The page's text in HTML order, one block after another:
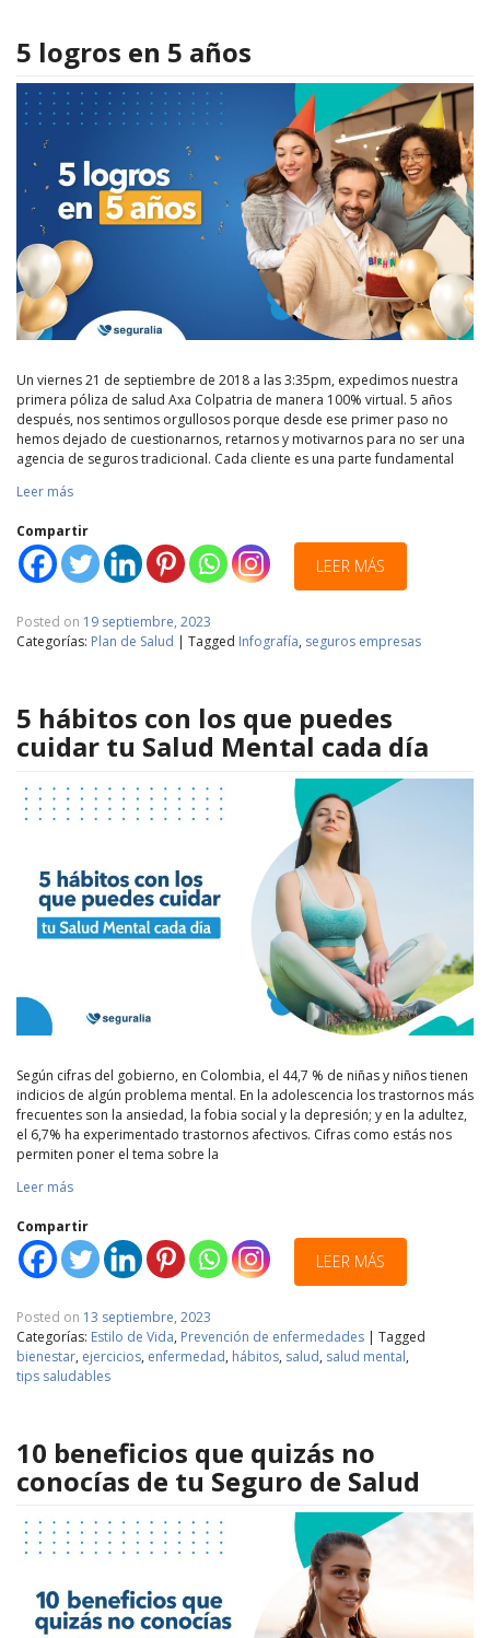
5 logros en 5 años
Un viernes 21 de septiembre de 2018 a las 3:35pm, expedimos nuestra
primera póliza de salud Axa Colpatria de manera 100% virtual. 5 años
después, nos sentimos orgullosos porque desde ese primer paso no
hemos dejado de cuestionarnos, retarnos y motivarnos para no ser una
agencia de seguros tradicional. Cada cliente es una parte fundamental
Leer más
Compartir
LEER MÁS
Posted on 19 septiembre, 2023
Categorías: Plan de Salud | Tagged Infografía, seguros empresas
5 hábitos con los que puedes
cuidar tu Salud Mental cada día
Según cifras del gobierno, en Colombia, el 44,7 % de niñas y niños tienen
indicios de algún problema mental. En la adolescencia los trastornos más
frecuentes son la ansiedad, la fobia social y la depresión; y en la adultez,
el 6,7% ha experimentado trastornos afectivos. Cifras como estás nos
permiten poner el tema sobre la
Leer más
Compartir
LEER MÁS
Posted on 13 septiembre, 2023
Categorías: Estilo de Vida, Prevención de enfermedades | Tagged
bienestar, ejercicios, enfermedad, hábitos, salud, salud mental,
tips saludables
10 beneficios que quizás no
conocías de tu Seguro de Salud